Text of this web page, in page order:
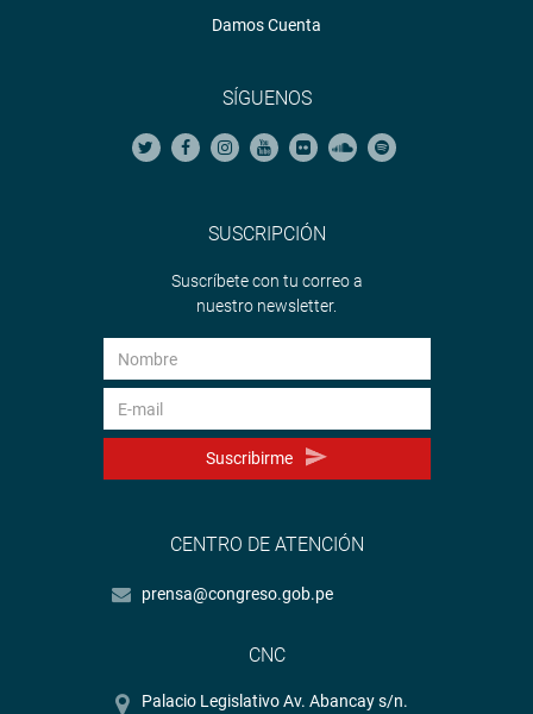
Damos Cuenta
SÍGUENOS
SUSCRIPCIÓN
Suscríbete con tu correo a
nuestro newsletter.
Suscribirme
CENTRO DE ATENCIÓN
prensa@congreso.gob.pe
CNC
Palacio Legislativo Av. Abancay s/n.